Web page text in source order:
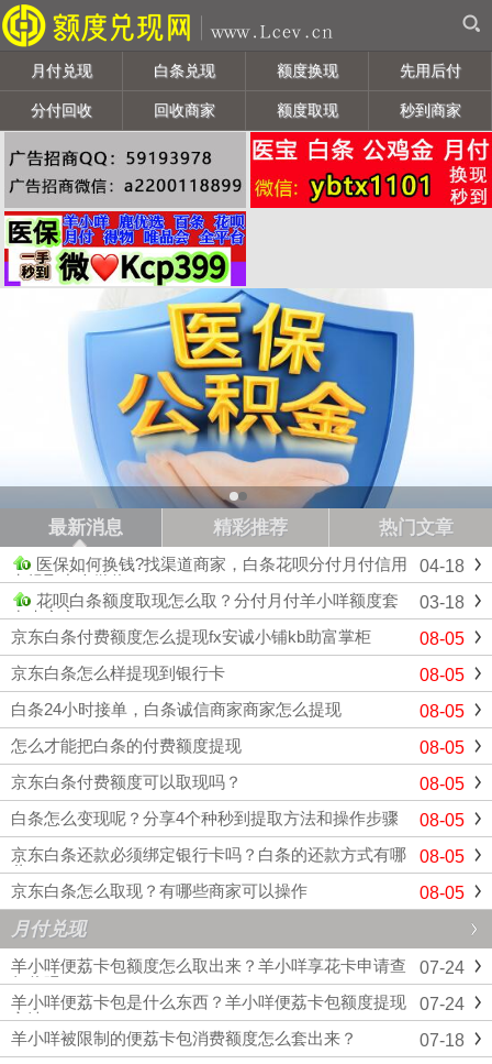
月付兑现 白条兑现 额度换现 先用后付
分付回收 回收商家 额度取现 秒到商家
最新消息 精彩推荐 热门文章
04-18
医保如何换钱?找渠道商家，白条花呗分付月付信用
卡提取中介微信
03-18
花呗白条额度取现怎么取？分付月付羊小咩额度套
出来商家
08-05
京东白条付费额度怎么提现fx安诚小铺kb助富掌柜
08-05
京东白条怎么样提现到银行卡
08-05
白条24小时接单，白条诚信商家商家怎么提现
08-05
怎么才能把白条的付费额度提现
08-05
京东白条付费额度可以取现吗？
08-05
白条怎么变现呢？分享4个种秒到提取方法和操作步骤
08-05
京东白条还款必须绑定银行卡吗？白条的还款方式有哪
些
08-05
京东白条怎么取现？有哪些商家可以操作
月付兑现
07-24
羊小咩便荔卡包额度怎么取出来？羊小咩享花卡申请查
征信吗？
07-24
羊小咩便荔卡包是什么东西？羊小咩便荔卡包额度提现
方法
07-18
羊小咩被限制的便荔卡包消费额度怎么套出来？